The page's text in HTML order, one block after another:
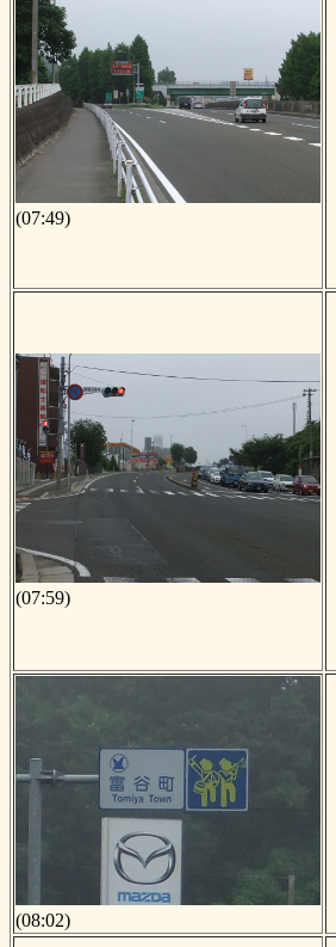
(07:49)
(07:59)
(08:02)